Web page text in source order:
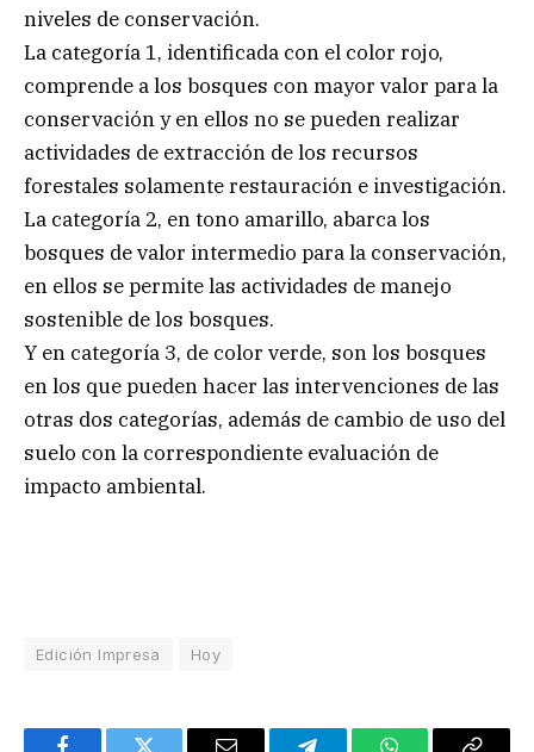
niveles de conservación.
La categoría 1, identificada con el color rojo,
comprende a los bosques con mayor valor para la
conservación y en ellos no se pueden realizar
actividades de extracción de los recursos
forestales solamente restauración e investigación.
La categoría 2, en tono amarillo, abarca los
bosques de valor intermedio para la conservación,
en ellos se permite las actividades de manejo
sostenible de los bosques.
Y en categoría 3, de color verde, son los bosques
en los que pueden hacer las intervenciones de las
otras dos categorías, además de cambio de uso del
suelo con la correspondiente evaluación de
impacto ambiental.
Edición Impresa Hoy